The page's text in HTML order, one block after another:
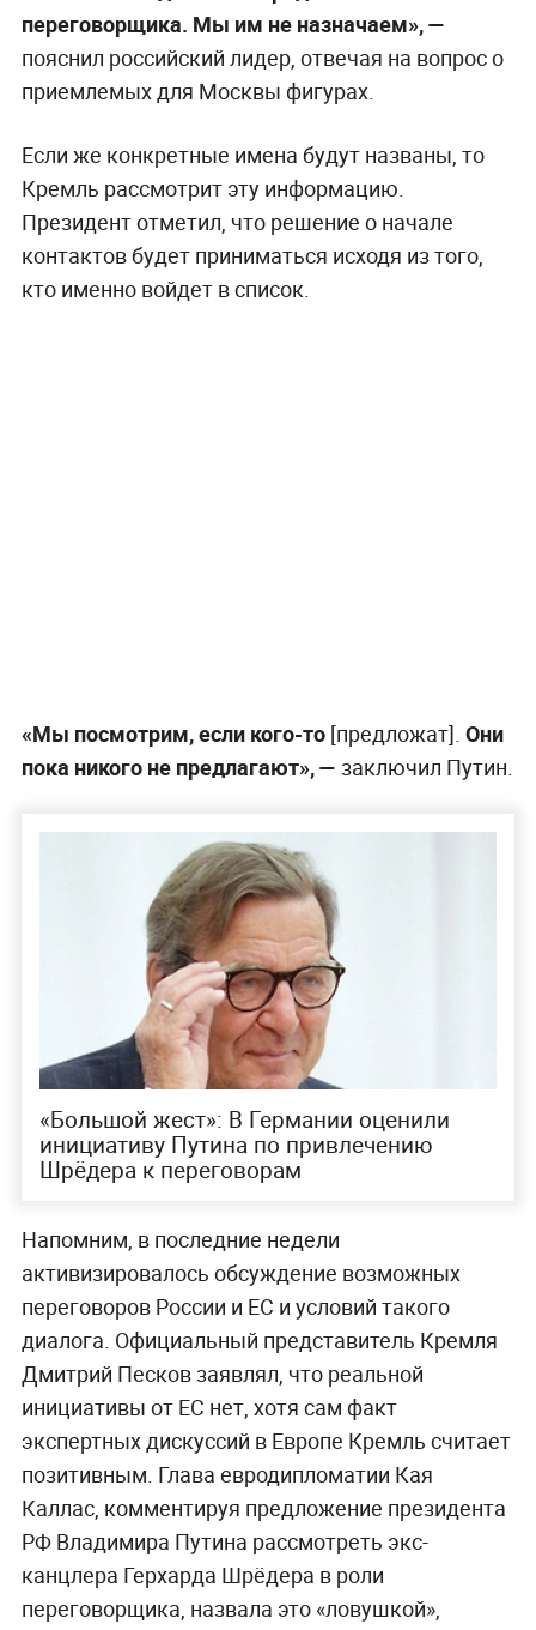
переговорщика. Мы им не назначаем», —
пояснил российский лидер, отвечая на вопрос о
приемлемых для Москвы фигурах.
Если же конкретные имена будут названы, то
Кремль рассмотрит эту информацию.
Президент отметил, что решение о начале
контактов будет приниматься исходя из того,
кто именно войдет в список.
«Мы посмотрим, если кого-то[предложат]. Они
пока никого не предлагают», — заключил Путин.
«Большой жест»: В Германии оценили
инициативу Путина по привлечению
Шрёдера к переговорам
Напомним, в последние недели
активизировалось обсуждение возможных
переговоров России и ЕС и условий такого
диалога. Официальный представитель Кремля
Дмитрий Песков заявлял, что реальной
инициативы от ЕС нет, хотя сам факт
экспертных дискуссий в Европе Кремль считает
позитивным. Глава евродипломатии Кая
Каллас, комментируя предложение президента
РФ Владимира Путина рассмотреть экс-
канцлера Герхарда Шрёдера в роли
переговорщика, назвала это «ловушкой»,